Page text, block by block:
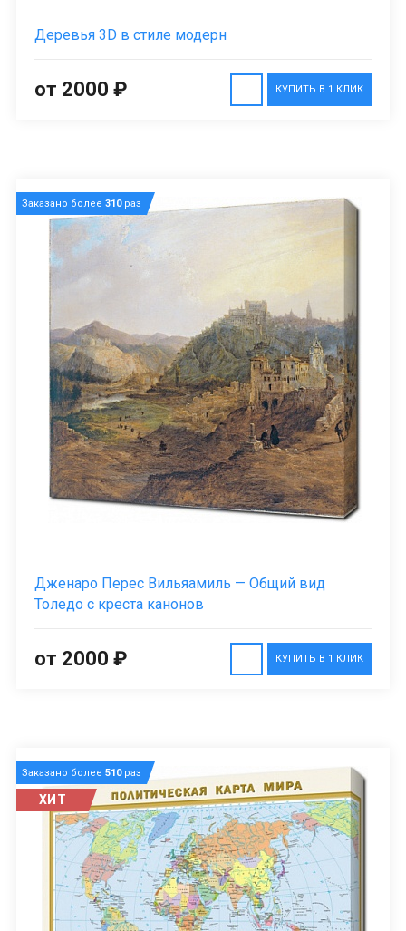
Деревья 3D в стиле модерн
КУПИТЬ В 1 КЛИК
от 2000 ₽
Заказано более 310раз
Дженаро Перес Вильяамиль — Общий вид
Толедо с креста канонов
КУПИТЬ В 1 КЛИК
от 2000 ₽
Заказано более 510раз
ХИТ